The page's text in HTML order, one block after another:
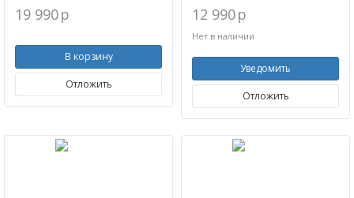
19 990p
В корзину
Отложить
12 990p
Нет в наличии
Уведомить
Отложить